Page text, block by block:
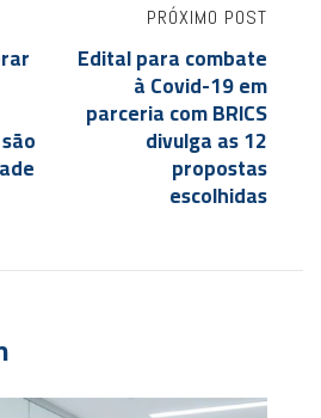
PRÓXIMO POST
Edital para combate
à Covid-19 em
parceria com BRICS
divulga as 12
propostas
escolhidas